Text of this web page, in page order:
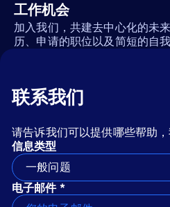
工作机会
加入我们，共建去中心化的未
历、申请的职位以及简短的自我
联系我们
请告诉我们可以提供哪些帮助，
信息类型
一般问题
电子邮件 *